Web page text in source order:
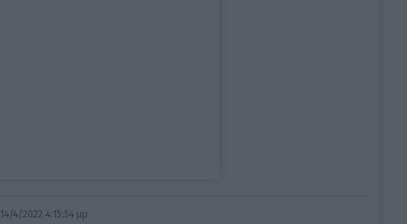
14/4/2022 4:15:54 μμ